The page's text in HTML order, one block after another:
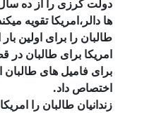
دولت کرزی را از ده
ها دالر،امریکا تقویه
طالبان را برای اولین بار
امریکا برای طالبان در
برای فامیل های طالبان
اختصاص داد.
زندانیان طالبان را